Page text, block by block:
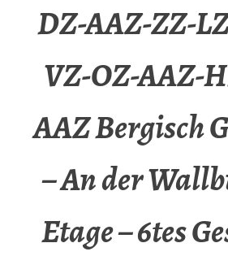
DZ-AAZ-ZZ-
VZ-OZ-AAZ-
AAZ Bergisch
– An der
Etage – 6tes